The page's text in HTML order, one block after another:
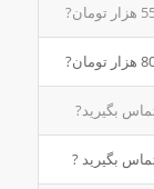
بگیرید?
بگیرید ?